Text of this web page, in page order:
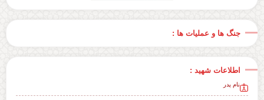
جنگ ها و عملیات ها :
اطلاعات شهید :
نام پدر